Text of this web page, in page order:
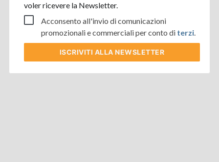
voler ricevere la Newsletter.
Acconsento all'invio di comunicazioni
promozionali e commerciali per conto di terzi.
ISCRIVITI ALLA NEWSLETTER